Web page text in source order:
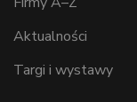
Aktualności
Targi i wystawy